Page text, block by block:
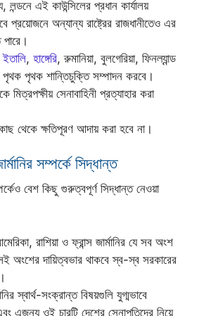
এই কাউন্সিলের প্রধান কার্যালয়
প্রয়োজনে অন্যান্য রাষ্ট্রের রাজধানীতেও এর
ইতালি, হাঙ্গেরি, রুমানিয়া, বুলগেরিয়া, ফিনল্যান্ড
পৃথক পৃথক শান্তিচুক্তি সম্পাদন করবে।
মিত্রপক্ষীয় সেনাবাহিনী প্রত্যাহার করা
থেকে ক্ষতিপূরণ আদায় করা হবে না।
সম্পর্কে সিদ্ধান্ত
বেশ কিছু গুরুত্বপূর্ণ সিদ্ধান্ত নেওয়া
রাশিয়া ও ফ্রান্স জার্মানির যে সব অংশ
অংশের দায়িত্বভার থাকবে স্ব-স্ব সরকারের
স্বার্থ-সংক্রান্ত বিষয়গুলি যুগ্মভাবে
এজন্য ওই চারটি দেশের সেনাপতিদের নিয়ে